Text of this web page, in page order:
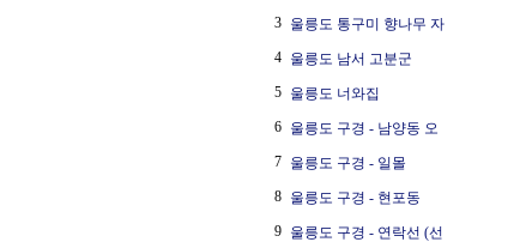
3 울릉도 통구미 향나무 자
4 울릉도 남서 고분군
5 울릉도 너와집
6 울릉도 구경 - 남양동 오
7 울릉도 구경 - 일몰
8 울릉도 구경 - 현포동
9 울릉도 구경 - 연락선 (선